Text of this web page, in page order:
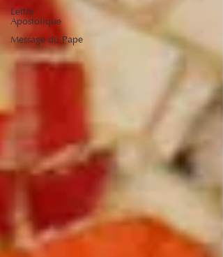
Lettre
Apostolique
Message du Pape